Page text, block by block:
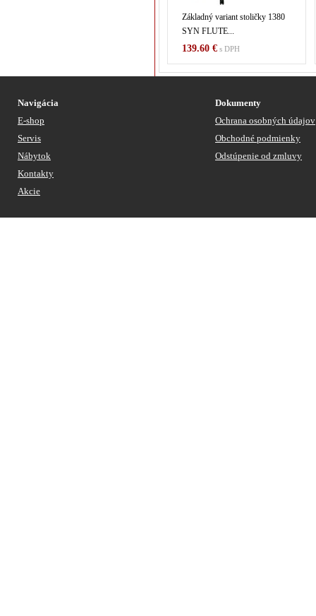
Základný variant stoličky 1380
SYN FLUTE...
139.60 €s DPH
Navigácia
E-shop
Servis
Nábytok
Kontakty
Akcie
Dokumenty
Ochrana osobných údajov
Obchodné podmienky
Odstúpenie od zmluvy